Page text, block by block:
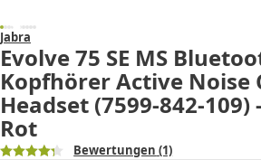
Jabra
Evolve 75 SE MS
Kopfhörer Active Noise
Headset (7599-842-109)
Rot
Bewertungen (1)